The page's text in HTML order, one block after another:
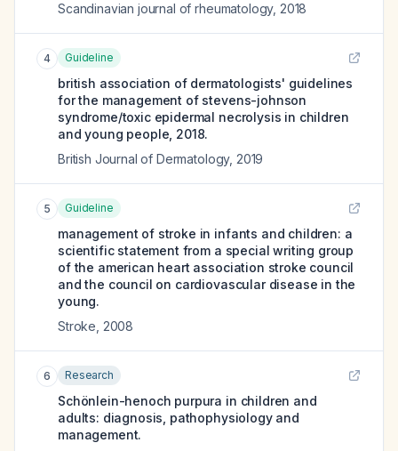
Scandinavian journal of rheumatology, 2018
4 Guideline
british association of dermatologists' guidelines
for the management of stevens-johnson
syndrome/toxic epidermal necrolysis in children
and young people, 2018.
British Journal of Dermatology, 2019
5 Guideline
management of stroke in infants and children: a
scientific statement from a special writing group
of the american heart association stroke council
and the council on cardiovascular disease in the
young.
Stroke 2008
6 Research
Schönlein-henoch purpura in children and
adults: diagnosis, pathophysiology and
management.